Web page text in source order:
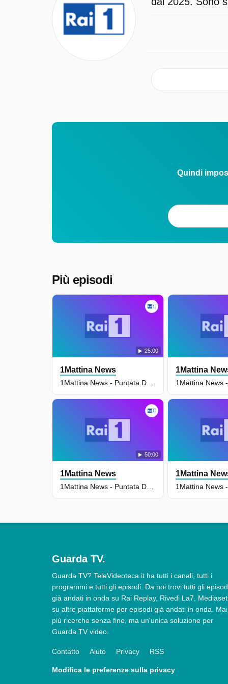
Quindi
Più episodi
25:00
1Mattina News 1Mattina
50:00
1Mattina News 1Mattina
Guarda TV.
Guarda TV? TeleVideoteca.it ha tutti i canali, tutti i
programmi e tutti gli episodi. Da noi trovi tutti gli
già andati in onda su Rai Replay, Rivedi La7,
su altre piattaforme per episodi già andati in onda. Mai
più ricerche senza fine, ma un'unica soluzione per
Guarda TV video.
Contatto Aiuto Privacy RSS
Modifica le preferenze sulla privacy